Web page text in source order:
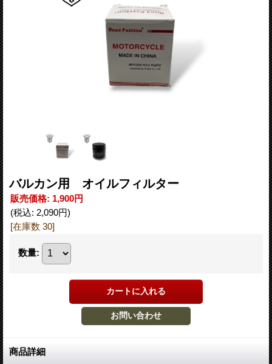
バルカン用 オイルフィルター
販売価格: 1,900円
(税込: 2,090円)
[在庫数 30]
数量:
商品詳細